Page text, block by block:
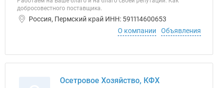
добросовестного поставщика.
Россия, Пермский край ИНН: 591114600653
О компании
Объявления
Осетровое Хозяйство, КФХ